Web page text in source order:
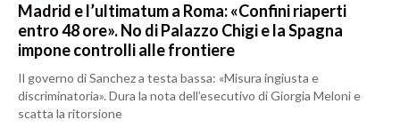
Madrid e l’ultimatum a Roma: «Confini riaperti
entro 48 ore». No di Palazzo Chigi e la Spagna
impone controlli alle frontiere
Il governo di Sanchez a testa bassa: «Misura ingiusta e
discriminatoria». Dura la nota dell’esecutivo di Giorgia Meloni e
scatta la ritorsione